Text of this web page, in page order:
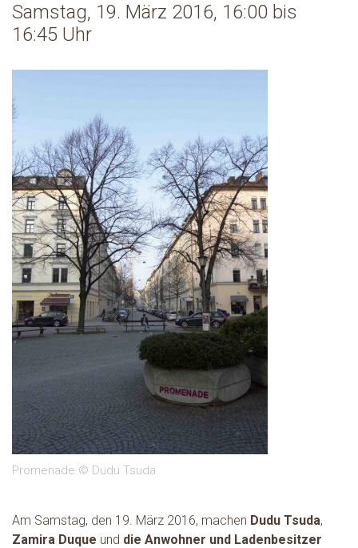
Samstag, 19. März 2016, 16:00 bis
16:45 Uhr
Promenade © Dudu Tsuda
Am Samstag, den 19. März 2016, machen Dudu Tsuda,
Zamira Duque und die Anwohner und Ladenbesitzer